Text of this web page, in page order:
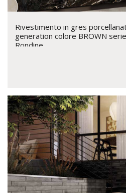
Rivestimento in gres
generation colore BROWN
Rondine